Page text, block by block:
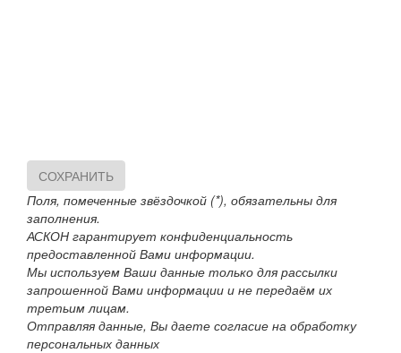
СОХРАНИТЬ
Поля, помеченные звёздочкой (*), обязательны для
заполнения.
АСКОН гарантирует конфиденциальность
предоставленной Вами информации.
Мы используем Ваши данные только для рассылки
запрошенной Вами информации и не передаём их
третьим лицам.
Отправляя данные, Вы даете согласие на обработку
персональных данных